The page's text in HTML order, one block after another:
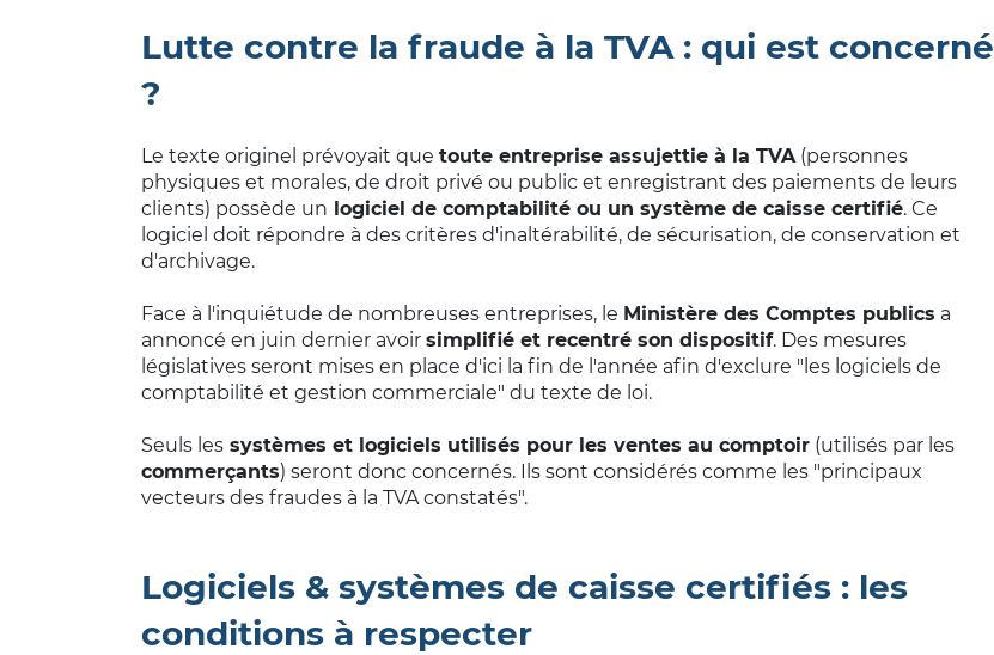
Lutte contre la fraude à la TVA : qui est concerné
?
Le texte originel prévoyait que toute entreprise assujettie à la TVA(personnes
physiques et morales, de droit privé ou public et enregistrant des paiements de leurs
clients) possède un logiciel de comptabilité ou un système de caisse certifié. Ce
logiciel doit répondre à des critères d'inaltérabilité, de sécurisation, de conservation et
d'archivage.
Face à l'inquiétude de nombreuses entreprises, le Ministère des Comptes publics a
annoncé en juin dernier avoir simplifié et recentré son dispositif. Des mesures
législatives seront mises en place d'ici la fin de l'année afin d'exclure "les logiciels de
comptabilité et gestion commerciale" du texte de loi.
Seuls lessystèmes et logiciels utilisés pour les ventes au comptoir(utilisés par les
commerçants) seront donc concernés. Ils sont considérés comme les "principaux
vecteurs des fraudes à la TVA constatés".
Logiciels & systèmes de caisse certifiés : les
conditions à respecter